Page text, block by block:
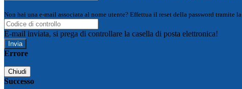
Non hai una e-mail associata al nome utente? Effettua il reset della password tramite la
E-mail inviata, si prega di controllare la casella di posta elettronica!
Errore
Chiudi
Successo